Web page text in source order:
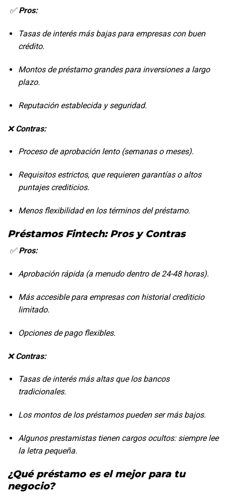
✅ Pros:
Tasas de interés más bajas para empresas con buen
crédito.
Montos de préstamo grandes para inversiones a largo
plazo.
Reputación establecida y seguridad.
❌ Contras:
Proceso de aprobación lento (semanas o meses).
Requisitos estrictos, que requieren garantías o altos
puntajes crediticios.
Menos flexibilidad en los términos del préstamo.
Préstamos Fintech: Pros y Contras
✅ Pros:
Aprobación rápida (a menudo dentro de 24-48 horas).
Más accesible para empresas con historial crediticio
limitado.
Opciones de pago flexibles.
❌ Contras:
Tasas de interés más altas que los bancos
tradicionales.
Los montos de los préstamos pueden ser más bajos.
Algunos prestamistas tienen cargos ocultos: siempre lee
la letra pequeña.
¿Qué préstamo es el mejor para tu
negocio?